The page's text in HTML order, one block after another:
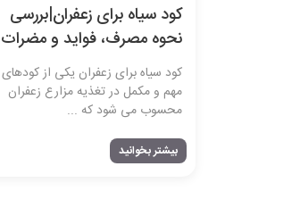
کود سیاه برای زعفران|بررسی
نحوه مصرف، فواید و مضرات
کود سیاه برای زعفران یکی از کودهای
مهم و مکمل در تغذیه مزارع زعفران
محسوب می‌ شود که ...
بیشتر بخوانید